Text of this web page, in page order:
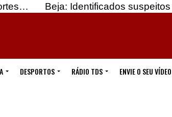
Identificados suspeitos de furto em
DESPORTOS RÁDIO TDS ENVIE O SEU VÍDEO